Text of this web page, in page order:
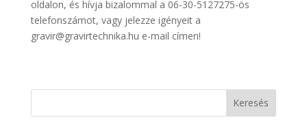
oldalon, és hívja bizalommal a 06-30-5127275-ös
telefonszámot, vagy jelezze igényeit a
gravir@gravirtechnika.hu e-mail címen!